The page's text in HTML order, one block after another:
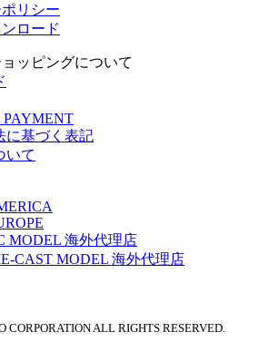
リシー
ロード
ッピングについて
PAYMENT
に基づく表記
いて
MODEL 海外代理店
CAST MODEL 海外代理店
CORPORATION ALL RIGHTS RESERVED.